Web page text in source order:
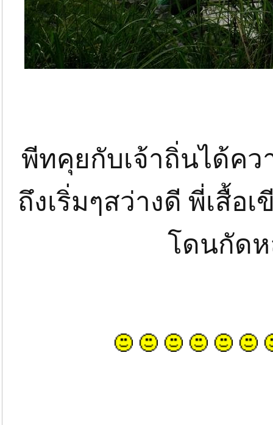
พีทคุยกับเจ้าถิ่นได้ค
ถึงเริ่มๆสว่างดี พี่เสื้อ
โดนกัด